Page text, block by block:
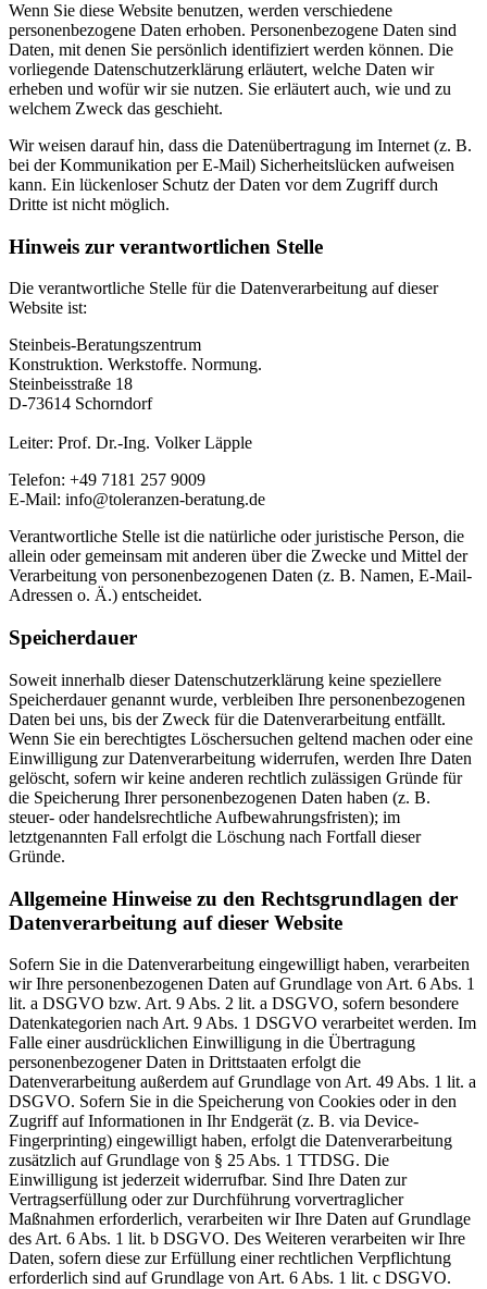
Wenn Sie diese Website benutzen, werden verschiedene
personenbezogene Daten erhoben. Personenbezogene Daten sind
Daten, mit denen Sie persönlich identifiziert werden können. Die
vorliegende Datenschutzerklärung erläutert, welche Daten wir
erheben und wofür wir sie nutzen. Sie erläutert auch, wie und zu
welchem Zweck das geschieht.
Wir weisen darauf hin, dass die Datenübertragung im Internet (z. B.
bei der Kommunikation per E-Mail) Sicherheitslücken aufweisen
kann. Ein lückenloser Schutz der Daten vor dem Zugriff durch
Dritte ist nicht möglich.
Hinweis zur verantwortlichen Stelle
Die verantwortliche Stelle für die Datenverarbeitung auf dieser
Website ist:
Steinbeis-Beratungszentrum
Konstruktion. Werkstoffe. Normung.
Steinbeisstraße 18
D-73614 Schorndorf
Leiter: Prof. Dr.-Ing. Volker Läpple
Telefon: +49 7181 257 9009
E-Mail: info@toleranzen-beratung.de
Verantwortliche Stelle ist die natürliche oder juristische Person, die
allein oder gemeinsam mit anderen über die Zwecke und Mittel der
Verarbeitung von personenbezogenen Daten (z. B. Namen, E-Mail-
Adressen o. Ä.) entscheidet.
Speicherdauer
Soweit innerhalb dieser Datenschutzerklärung keine speziellere
Speicherdauer genannt wurde, verbleiben Ihre personenbezogenen
Daten bei uns, bis der Zweck für die Datenverarbeitung entfällt.
Wenn Sie ein berechtigtes Löschersuchen geltend machen oder eine
Einwilligung zur Datenverarbeitung widerrufen, werden Ihre Daten
gelöscht, sofern wir keine anderen rechtlich zulässigen Gründe für
die Speicherung Ihrer personenbezogenen Daten haben (z. B.
steuer- oder handelsrechtliche Aufbewahrungsfristen); im
letztgenannten Fall erfolgt die Löschung nach Fortfall dieser
Gründe.
Allgemeine Hinweise zu den Rechtsgrundlagen der
Datenverarbeitung auf dieser Website
Sofern Sie in die Datenverarbeitung eingewilligt haben, verarbeiten
wir Ihre personenbezogenen Daten auf Grundlage von Art. 6 Abs. 1
lit. a DSGVO bzw. Art. 9 Abs. 2 lit. a DSGVO, sofern besondere
Datenkategorien nach Art. 9 Abs. 1 DSGVO verarbeitet werden. Im
Falle einer ausdrücklichen Einwilligung in die Übertragung
personenbezogener Daten in Drittstaaten erfolgt die
Datenverarbeitung außerdem auf Grundlage von Art. 49 Abs. 1 lit. a
DSGVO. Sofern Sie in die Speicherung von Cookies oder in den
Zugriff auf Informationen in Ihr Endgerät (z. B. via Device-
Fingerprinting) eingewilligt haben, erfolgt die Datenverarbeitung
zusätzlich auf Grundlage von § 25 Abs. 1 TTDSG. Die
Einwilligung ist jederzeit widerrufbar. Sind Ihre Daten zur
Vertragserfüllung oder zur Durchführung vorvertraglicher
Maßnahmen erforderlich, verarbeiten wir Ihre Daten auf Grundlage
des Art. 6 Abs. 1 lit. b DSGVO. Des Weiteren verarbeiten wir Ihre
Daten, sofern diese zur Erfüllung einer rechtlichen Verpflichtung
erforderlich sind auf Grundlage von Art. 6 Abs. 1 lit. c DSGVO.